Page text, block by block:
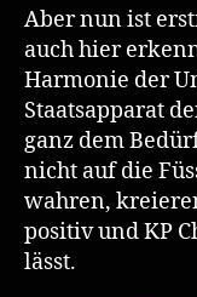
Aber nun ist
auch hier
Harmonie der
Staatsapparat
ganz dem
nicht auf die
wahren,
positiv und KP
lässt.